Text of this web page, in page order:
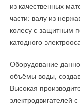
из качественных
части: валу из
колесу с защитным
катодного
Оборудование
объёмы воды,
Высокая
электродвигателей